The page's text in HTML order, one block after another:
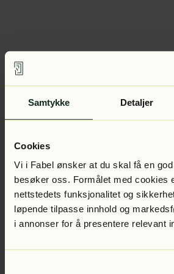
Samtykke Detaljer
Cookies
Vi i Fabel ønsker at du skal få en
besøker oss. Formålet med cookies
nettstedets funksjonalitet og
løpende tilpasse innhold og
i annonser for å presentere relevant